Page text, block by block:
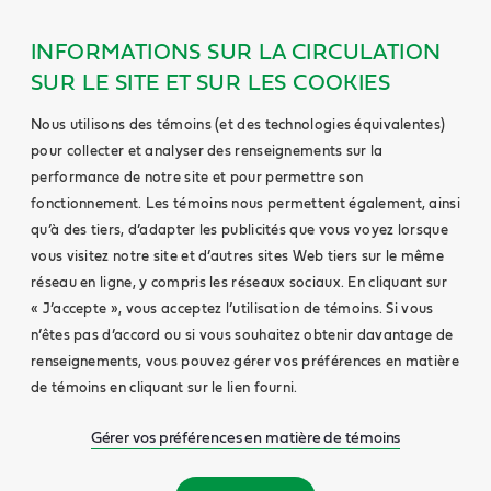
INFORMATIONS SUR LA CIRCULATION
SUR LE SITE ET SUR LES COOKIES
Nous utilisons des témoins (et des technologies équivalentes)
pour collecter et analyser des renseignements sur la
performance de notre site et pour permettre son
fonctionnement. Les témoins nous permettent également, ainsi
qu’à des tiers, d’adapter les publicités que vous voyez lorsque
vous visitez notre site et d’autres sites Web tiers sur le même
réseau en ligne, y compris les réseaux sociaux. En cliquant sur
« J’accepte », vous acceptez l’utilisation de témoins. Si vous
n’êtes pas d’accord ou si vous souhaitez obtenir davantage de
renseignements, vous pouvez gérer vos préférences en matière
de témoins en cliquant sur le lien fourni.
Gérer vos préférences en matière de témoins